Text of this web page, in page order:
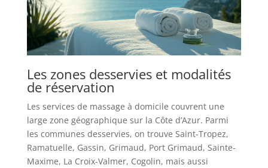
Les zones desservies et modalités
de réservation
Les services de massage à domicile couvrent une
large zone géographique sur la Côte d’Azur. Parmi
les communes desservies, on trouve Saint-Tropez,
Ramatuelle, Gassin, Grimaud, Port Grimaud, Sainte-
Maxime, La Croix-Valmer, Cogolin, mais aussi